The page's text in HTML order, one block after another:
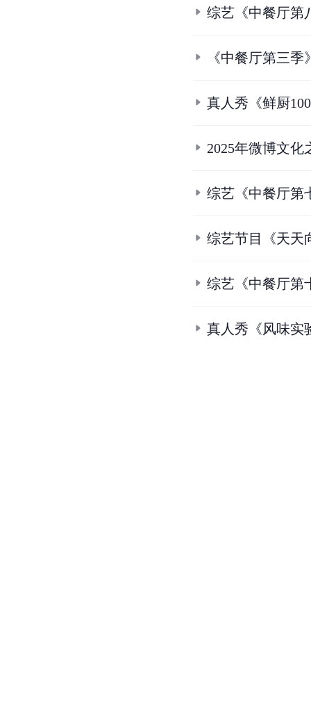
综艺《中餐厅第
《中餐厅第三
真人秀《鲜厨
2025年微博文化
综艺《中餐厅第
综艺节目《天天
综艺《中餐厅第
真人秀《风味实